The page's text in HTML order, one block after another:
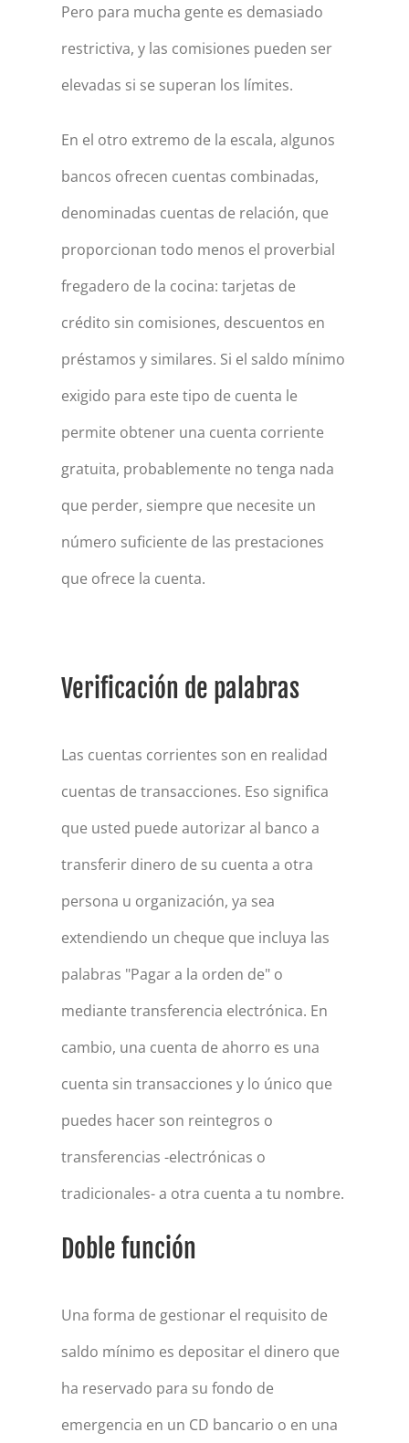
Pero para mucha gente es demasiado
restrictiva, y las comisiones pueden ser
elevadas si se superan los límites.
En el otro extremo de la escala, algunos
bancos ofrecen cuentas combinadas,
denominadas cuentas de relación, que
proporcionan todo menos el proverbial
fregadero de la cocina: tarjetas de
crédito sin comisiones, descuentos en
préstamos y similares. Si el saldo mínimo
exigido para este tipo de cuenta le
permite obtener una cuenta corriente
gratuita, probablemente no tenga nada
que perder, siempre que necesite un
número suficiente de las prestaciones
que ofrece la cuenta.
Verificación de palabras
Las cuentas corrientes son en realidad
cuentas de transacciones. Eso significa
que usted puede autorizar al banco a
transferir dinero de su cuenta a otra
persona u organización, ya sea
extendiendo un cheque que incluya las
palabras "Pagar a la orden de" o
mediante transferencia electrónica. En
cambio, una cuenta de ahorro es una
cuenta sin transacciones y lo único que
puedes hacer son reintegros o
transferencias -electrónicas o
tradicionales- a otra cuenta a tu nombre.
Doble función
Una forma de gestionar el requisito de
saldo mínimo es depositar el dinero que
ha reservado para su fondo de
emergencia en un CD bancario o en una